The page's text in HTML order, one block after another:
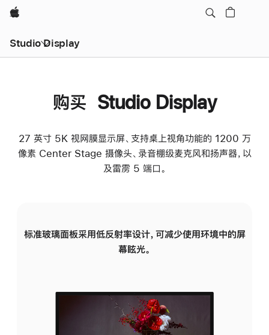
Apple
Studio Display
购买 Studio Display
27 英寸 5K 视网膜显示屏、支持桌上视角功能的 1200 万
像素 Center Stage 摄像头、录音棚级麦克风和扬声器，以
及雷雳 5 端口。
标准玻璃面板采用低反射率设计，可减少使用环境中的屏
幕眩光。